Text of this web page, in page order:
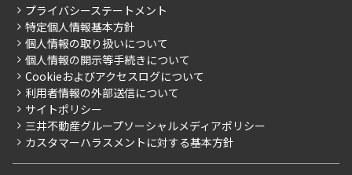
こだわりから探す
こだわり一覧
プレミアムマンション
新築
当社限定（港区・渋谷区）
当社限定（港区・渋谷区以外）
三井不動産企画
ご入居・提携サービス
お部屋探しからご契約まで
よくあるご質問
社宅紹介
【仲介会社様向け】当社仲介事業部取り扱い物件入居申込
会社情報
事業案内
採用情報
ニュースリリース
お問い合わせ
プライバシーステートメント
特定個人情報基本方針
個人情報の取り扱いについて
個人情報の開示等手続きについて
Cookieおよびアクセスログについて
利用者情報の外部送信について
サイトポリシー
三井不動産グループソーシャルメディアポリシー
カスタマーハラスメントに対する基本方針